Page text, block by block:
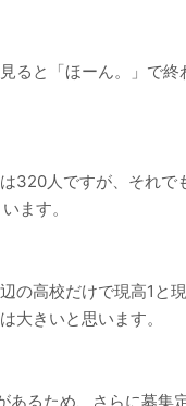
ると「ほーん。」で
320人ですが、それ
ます。
の高校だけで現高1と
大きいと思います。
るため、さらに募集